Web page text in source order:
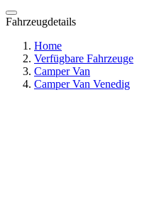
Fahrzeugdetails
Home
Verfügbare Fahrzeuge
Camper Van
Camper Van Venedig